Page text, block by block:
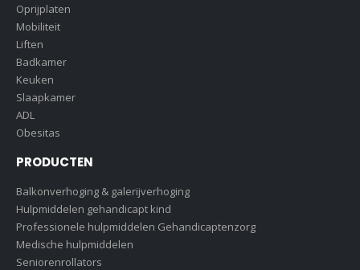
Oprijplaten
Mobiliteit
Liften
Badkamer
Keuken
Slaapkamer
ADL
Obesitas
PRODUCTEN
Balkonverhoging & galerijverhoging
Hulpmiddelen gehandicapt kind
Professionele hulpmiddelen Gehandicaptenzorg
Medische hulpmiddelen
Seniorenrollators